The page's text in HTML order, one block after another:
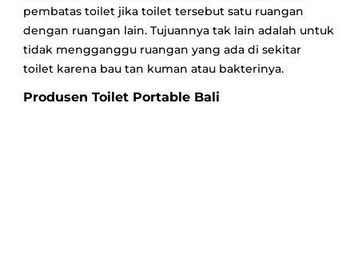
pembatas toilet jika toilet tersebut satu ruangan
dengan ruangan lain. Tujuannya tak lain adalah untuk
tidak mengganggu ruangan yang ada di sekitar
toilet karena bau tan kuman atau bakterinya.
Produsen Toilet Portable Bali